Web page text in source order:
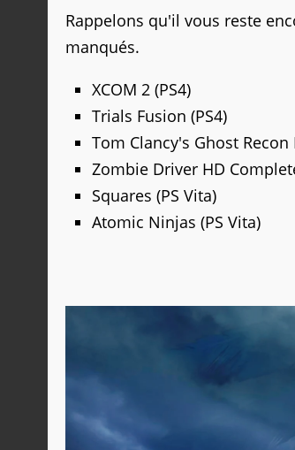
Rappelons qu'il vous reste
manqués.
XCOM 2 (PS4)
Trials Fusion (PS4)
Tom Clancy's Ghost Recon
Zombie Driver HD
Squares (PS Vita)
Atomic Ninjas (PS Vita)